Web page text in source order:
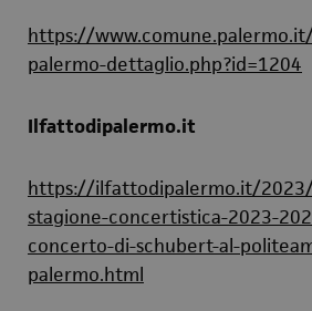
https://
palermo-dettaglio.php?id=1204
Ilfattodipalermo.it
https://ilfattodipalermo.it/
stagione-concertistica-2023-
concerto-di-schubert-al-
palermo.html